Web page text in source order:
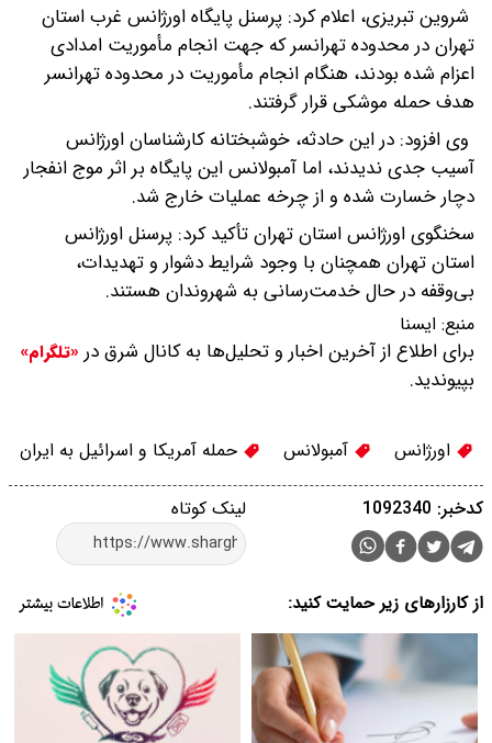
شروین تبریزی، اعلام کرد: پرسنل پایگاه اورژانس غرب استان
تهران در محدوده تهرانسر که جهت انجام مأموریت امدادی
اعزام شده بودند، هنگام انجام مأموریت در محدوده تهرانسر
هدف حمله موشکی قرار گرفتند.
وی افزود: در این حادثه، خوشبختانه کارشناسان اورژانس
آسیب جدی ندیدند، اما آمبولانس این پایگاه بر اثر موج انفجار
دچار خسارت شده و از چرخه عملیات خارج شد.
سخنگوی اورژانس استان تهران تأکید کرد: پرسنل اورژانس
استان تهران همچنان با وجود شرایط دشوار و تهدیدات،
بی‌وقفه در حال خدمت‌رسانی به شهروندان هستند.
منبع: ايسنا
برای اطلاع از آخرین اخبار و تحلیل‌ها به کانال شرق در «تلگرام»
بپیوندید.
اورژانس آمبولانس حمله آمریکا و اسرائیل به ایران
لینک کوتاه کدخبر: 1092340
از کارزارهای زیر حمایت کنید: